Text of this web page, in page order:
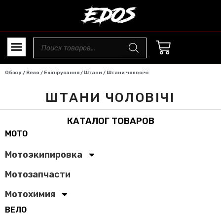
Обзор / Вело / Екіпірування/ Штани / Штани чоловічі
ШТАНИ ЧОЛОВІЧІ
КАТАЛОГ ТОВАРОВ
МОТО
Мотоэкипировка
Мотозапчасти
Мотохимия
ВЕЛО